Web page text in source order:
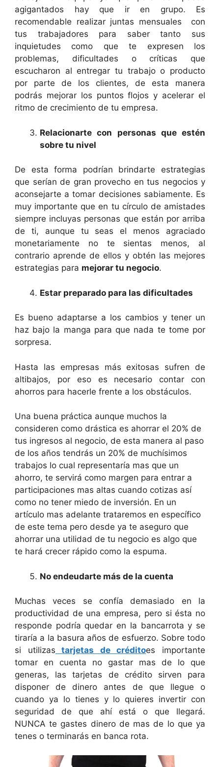
agigantados hay que ir en grupo. Es
recomendable realizar juntas mensuales con
tus trabajadores para saber tanto sus
inquietudes como que te expresen los
problemas, dificultades o críticas que
escucharon al entregar tu trabajo o producto
por parte de los clientes, de esta manera
podrás mejorar los puntos flojos y acelerar el
ritmo de crecimiento de tu empresa.
Relacionarte con personas que estén
sobre tu nivel
De esta forma podrían brindarte estrategias
que serían de gran provecho en tus negocios y
aconsejarte a tomar decisiones sabiamente. Es
muy importante que en tu círculo de amistades
siempre incluyas personas que están por arriba
de ti, aunque tu seas el menos agraciado
monetariamente no te sientas menos, al
contrario aprende de ellos y obtén las mejores
estrategias para mejorar tu negocio.
Estar preparado para las dificultades
Es bueno adaptarse a los cambios y tener un
haz bajo la manga para que nada te tome por
sorpresa.
Hasta las empresas más exitosas sufren de
altibajos, por eso es necesario contar con
ahorros para hacerle frente a los obstáculos.
Una buena práctica aunque muchos la
consideren como drástica es ahorrar el 20% de
tus ingresos al negocio, de esta manera al paso
de los años tendrás un 20% de muchísimos
trabajos lo cual representaría mas que un
ahorro, te servirá como margen para entrar a
participaciones mas altas cuando cotizas así
como no tener miedo de inversión. En un
artículo mas adelante trataremos en específico
de este tema pero desde ya te aseguro que
ahorrar una utilidad de tu negocio es algo que
te hará crecer rápido como la espuma.
No endeudarte más de la cuenta
Muchas veces se confía demasiado en la
productividad de una empresa, pero si ésta no
responde podría quedar en la bancarrota y se
tiraría a la basura años de esfuerzo. Sobre todo
si utilizas tarjetas de créditoes importante
tomar en cuenta no gastar mas de lo que
generas, las tarjetas de crédito sirven para
disponer de dinero antes de que llegue o
cuando ya lo tienes y lo quieres invertir con
seguridad de que ahí está o que llegará.
NUNCA te gastes dinero de mas de lo que ya
tenes o terminarás en banca rota.